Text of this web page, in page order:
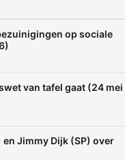
op sociale
van tafel gaat (24 mei
Jimmy Dijk (SP) over